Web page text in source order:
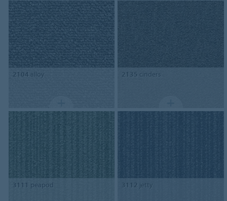
2104 alloy 2135 cinders
3111 peapod 3112 jetty